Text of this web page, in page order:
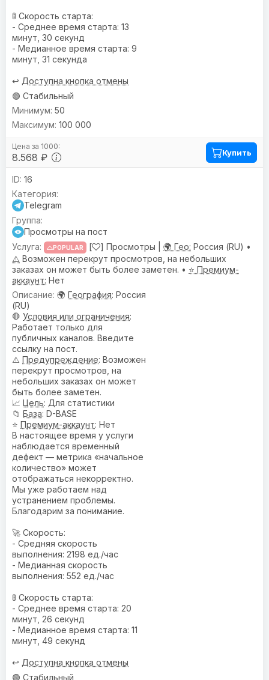
🚦 Скорость старта:
- Среднее время старта: 13
минут, 30 секунд
- Медианное время старта: 9
минут, 31 секунда
↩️ Доступна кнопка отмены
🟢 Стабильный
8.568 ₽
50
100 000
Купить
16
Telegram
Просмотры на пост
POPULAR [ ] Просмотры | 🌍 Гео: Россия (RU) •
⚠️ Возможен перекрут просмотров, на небольших
заказах он может быть более заметен. • ⭐ Премиум-
аккаунт: Нет
🌍 География: Россия
(RU)
🛑 Условия или ограничения:
Работает только для
публичных каналов. Введите
ссылку на пост.
⚠️ Предупреждениe: Возможен
перекрут просмотров, на
небольших заказах он может
быть более заметен.
📈 Цель: Для статистики
📁 База: D-BASE
⭐ Премиум-аккаунт: Нет
В настоящее время у услуги
наблюдается временный
дефект — метрика «начальное
количество» может
отображаться некорректно.
Мы уже работаем над
устранением проблемы.
Благодарим за понимание.
🚀 Скорость:
- Средняя скорость
выполнения: 2198 ед./час
- Медианная скорость
выполнения: 552 ед./час
🚦 Скорость старта:
- Среднее время старта: 20
минут, 26 секунд
- Медианное время старта: 11
минут, 49 секунд
↩️ Доступна кнопка отмены
🟢 Стабильный